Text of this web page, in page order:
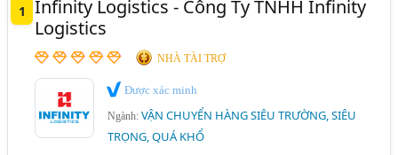
Bắc Giang
Cao Bằng Hải Dương Vĩnh Long
1
Infinity Logistics - Công Ty TNHH Infinity
Logistics
NHÀ TÀI TRỢ
Được xác minh
Ngành:VẬN CHUYỂN HÀNG SIÊU TRƯỜNG, SIÊU
TRỌNG, QUÁ KHỔ